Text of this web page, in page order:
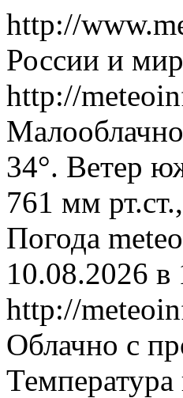
http://
России и
http://
34°. Ветер
761 мм
Погода
10.08.2026
http://
Облачно с